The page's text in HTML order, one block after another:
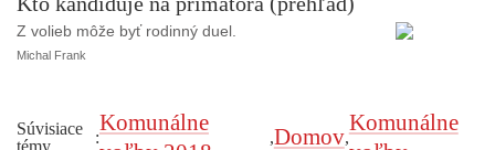
Z volieb môže byť rodinný duel.
Michal Frank
Súvisiace
témy
:
Komunálne
,Domov,
Komunálne